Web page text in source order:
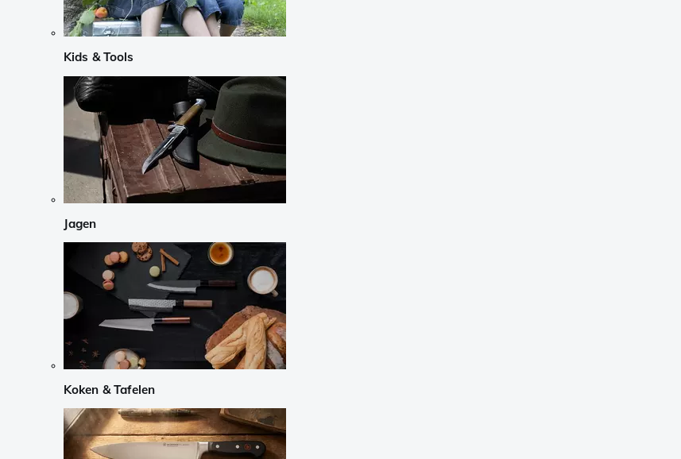
Kids & Tools
Jagen
Koken & Tafelen